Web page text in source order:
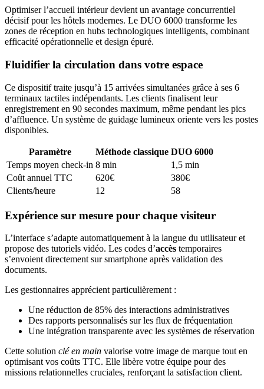
Optimiser l’accueil intérieur devient un avantage concurrentiel
décisif pour les hôtels modernes. Le DUO 6000 transforme les
zones de réception en hubs technologiques intelligents, combinant
efficacité opérationnelle et design épuré.
Fluidifier la circulation dans votre espace
Ce dispositif traite jusqu’à 15 arrivées simultanées grâce à ses 6
terminaux tactiles indépendants. Les clients finalisent leur
enregistrement en 90 secondes maximum, même pendant les pics
d’affluence. Un système de guidage lumineux oriente vers les postes
disponibles.
Paramètre Méthode classique DUO 6000
Temps moyen check-in 8 min
1,5 min
Coût annuel TTC
620€
380€
Clients/heure
12 58
Expérience sur mesure pour chaque visiteur
L’interface s’adapte automatiquement à la langue du utilisateur et
propose des tutoriels vidéo. Les codes d’accès temporaires
s’envoient directement sur smartphone après validation des
documents.
Les gestionnaires apprécient particulièrement :
Une réduction de 85% des interactions administratives
Des rapports personnalisés sur les flux de fréquentation
Une intégration transparente avec les systèmes de réservation
Cette solution clé en main valorise votre image de marque tout en
optimisant vos coûts TTC. Elle libère votre équipe pour des
missions relationnelles cruciales, renforçant la satisfaction client.